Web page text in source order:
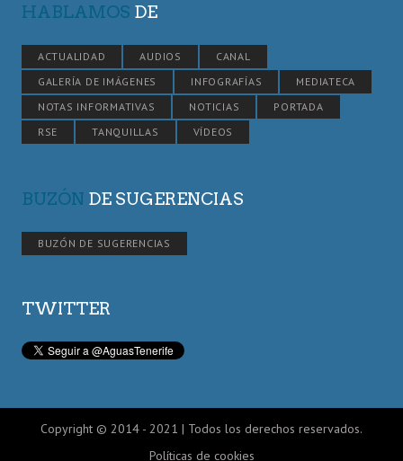
HABLAMOS DE
ACTUALIDAD AUDIOS
CANAL
GALERÍA DE IMÁGENES
INFOGRAFÍAS
MEDIATECA
NOTAS INFORMATIVAS
NOTICIAS
PORTADA
RSE
TANQUILLAS VÍDEOS
BUZÓN DE SUGERENCIAS
BUZÓN DE SUGERENCIAS
TWITTER
Copyright © 2014 - 2021 | Todos los derechos reservados.
Políticas de cookies